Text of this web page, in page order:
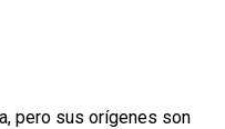
pero sus orígenes son